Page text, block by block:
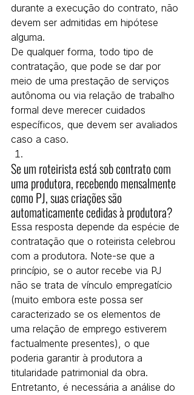
durante a execução do contrato, não
devem ser admitidas em hipótese
alguma.
De qualquer forma, todo tipo de
contratação, que pode se dar por
meio de uma prestação de serviços
autônoma ou via relação de trabalho
formal deve merecer cuidados
específicos, que devem ser avaliados
caso a caso.
Se um roteirista está sob contrato com
uma produtora, recebendo mensalmente
como PJ, suas criações são
automaticamente cedidas à produtora?
Essa resposta depende da espécie de
contratação que o roteirista celebrou
com a produtora. Note-se que a
princípio, se o autor recebe via PJ
não se trata de vínculo empregatício
(muito embora este possa ser
caracterizado se os elementos de
uma relação de emprego estiverem
factualmente presentes), o que
poderia garantir à produtora a
titularidade patrimonial da obra.
Entretanto, é necessária a análise do